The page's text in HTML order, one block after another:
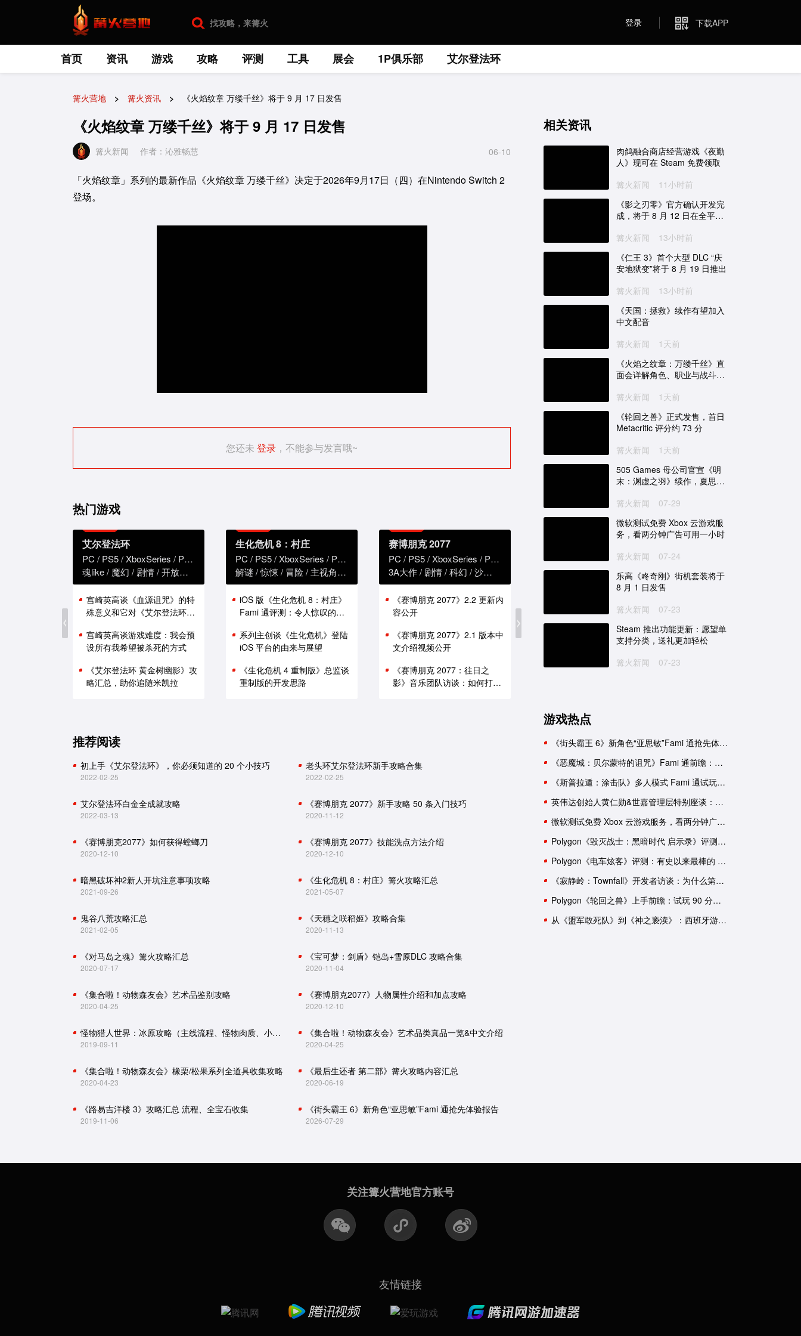
登录 下载APP
首页 资讯 游戏 攻略 评测 工具 展会 1P俱乐部 艾尔登法环
篝火营地 篝火资讯 《火焰纹章 万缕千丝》将于 9 月 17 日发售
《火焰纹章 万缕千丝》将于 9 月 17 日发售
篝火新闻 作者：沁雅畅慧 06-10
「火焰纹章」系列的最新作品《火焰纹章 万缕千丝》决定于2026年9月17日（四）在Nintendo Switch 2
登场。
您还未 登录 ，不能参与发言哦~
热门游戏
艾尔登法环
PC PS5 XboxSeries PS4
XboxOne
魂like
魔幻 剧情 开放世界
宫崎英高谈《血源诅咒》的特
殊意义和它对《艾尔登法环》
宫崎英高谈游戏难度：我会预
设所有我希望被杀死的方式
《艾尔登法环 黄金树幽影》攻
略汇总，助你追随米凯拉
生化危机 8：村庄
PC PS5 XboxSeries PS4
XboxOne
解谜 惊悚 冒险 主视角 恐怖
iOS 版《生化危机 8：村庄》
Fami 通评测：令人惊叹的性
系列主创谈《生化危机》登陆
iOS 平台的由来与展望
《生化危机 4 重制版》总监谈
重制版的开发思路
赛博朋克 2077
PC PS5 XboxSeries PS4
XboxOne
3A大作
剧情 科幻 沙盒
《赛博朋克 2077》2.2 更新内
容公开
《赛博朋克 2077》2.1 版本中
文介绍视频公开
《赛博朋克 2077：往日之
影》音乐团队访谈：如何打造
NS
日式 探索 狩猎 神话 剧情 养成 第三人称
测：不进反退
《宝可梦 朱／紫》需要配音
匡威与《宝可梦》推出四款日
3A大作
育碧证实《刺客信条：英灵
殿》12 月 6 日将重返
推荐阅读
初上手《艾尔登法环》，你必须知道的 20 个小技巧
2022-02-25
老头环艾尔登法环新手攻略合集
2022-02-25
艾尔登法环白金全成就攻略
2022-03-13
《赛博朋克 2077》新手攻略 50 条入门技巧
2020-11-12
《赛博朋克2077》如何获得螳螂刀
2020-12-10
《赛博朋克 2077》技能洗点方法介绍
2020-12-10
暗黑破坏神2新人开坑注意事项攻略
2021-09-26
《生化危机 8：村庄》篝火攻略汇总
2021-05-07
鬼谷八荒攻略汇总
2021-02-05
《天穗之咲稻姬》攻略合集
2020-11-13
《对马岛之魂》篝火攻略汇总
2020-07-17
《宝可梦：剑盾》铠岛+雪原DLC 攻略合集
2020-11-04
《集合啦！动物森友会》艺术品鉴别攻略
2020-04-25
《赛博朋克2077》人物属性介绍和加点攻略
2020-12-10
怪物猎人世界：冰原攻略（主线流程、怪物肉质、小技巧）
2019-09-11
《集合啦！动物森友会》艺术品类真品一览&中文介绍
2020-04-25
《集合啦！动物森友会》橡栗/松果系列全道具收集攻略
2020-04-23
《最后生还者 第二部》篝火攻略内容汇总
2020-06-19
《路易吉洋楼 3》攻略汇总 流程、全宝石收集
2019-11-06
《街头霸王 6》新角色“亚思敏”Fami 通抢先体验报告
2026-07-29
相关资讯
肉鸽融合商店经营游戏《夜勤
人》现可在 Steam 免费领取
篝火新闻
11小时前
《影之刃零》官方确认开发完
成，将于 8 月 12 日在全平台
篝火新闻
13小时前
《仁王 3》首个大型 DLC “庆
安地狱变”将于 8 月 19 日推出
篝火新闻
13小时前
《天国：拯救》续作有望加入
中文配音
篝火新闻
1天前
《火焰之纹章：万缕千丝》直
面会详解角色、职业与战斗系
篝火新闻
1天前
《轮回之兽》正式发售，首日
Metacritic 评分约 73 分
篝火新闻
1天前
505 Games 母公司官宣《明
末：渊虚之羽》续作，夏思源
篝火新闻
07-29
微软测试免费 Xbox 云游戏服
务，看两分钟广告可用一小时
篝火新闻
07-24
乐高《咚奇刚》街机套装将于
8 月 1 日发售
篝火新闻
07-23
Steam 推出功能更新：愿望单
支持分类，送礼更加轻松
篝火新闻
07-23
游戏热点
《街头霸王 6》新角色“亚思敏”Fami 通抢先体验报告
《恶魔城：贝尔蒙特的诅咒》Fami 通前瞻：要素杂糅的新生《恶魔城》
《斯普拉遁：涂击队》多人模式 Fami 通试玩：与好友并肩推进故事
英伟达创始人黄仁勋&世嘉管理层特别座谈：一次改变命运的邂逅
微软测试免费 Xbox 云游戏服务，看两分钟广告可用一小时
Polygon《毁灭战士：黑暗时代 启示录》评测：轰轰烈烈的谢幕演出？
Polygon《电车炫客》评测：有史以来最棒的 3D 索尼克游戏！
《寂静岭：Townfall》开发者访谈：为什么第一人称比第三人称恐怖
Polygon《轮回之兽》上手前瞻：试玩 90 分钟后，我依然有一肚子疑惑
从《盟军敢死队》到《神之亵渎》：西班牙游戏工作室盘点
关注篝火营地官方账号
友情链接